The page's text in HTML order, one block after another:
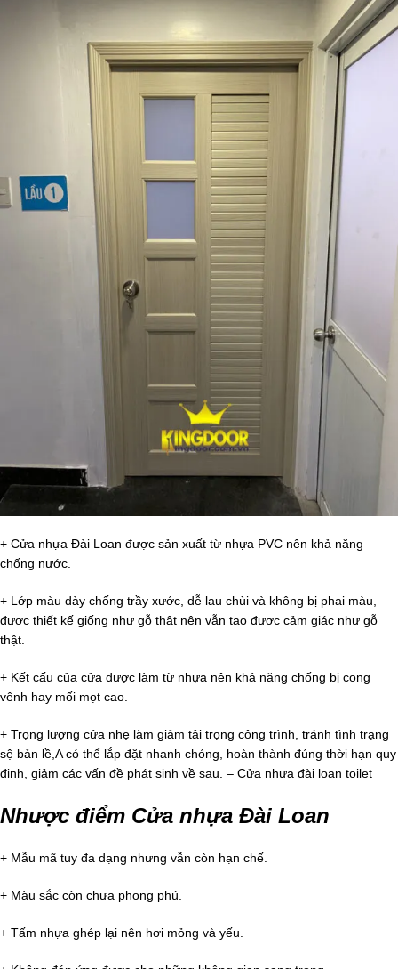
+ Cửa nhựa Đài Loan được sản xuất từ nhựa PVC nên khả năng
chống nước.
+ Lớp màu dày chống trầy xước, dễ lau chùi và không bị phai màu,
được thiết kế giống như gỗ thật nên vẫn tạo được cảm giác như gỗ
thật.
+ Kết cấu của cửa được làm từ nhựa nên khả năng chống bị cong
vênh hay mối mọt cao.
+ Trọng lượng cửa nhẹ làm giảm tải trọng công trình, tránh tình trạng
sệ bản lề,A có thể lắp đặt nhanh chóng, hoàn thành đúng thời hạn quy
định, giảm các vấn đề phát sinh về sau. – Cửa nhựa đài loan toilet
Nhược điểm Cửa nhựa Đài Loan
+ Mẫu mã tuy đa dạng nhưng vẫn còn hạn chế.
+ Màu sắc còn chưa phong phú.
+ Tấm nhựa ghép lại nên hơi mỏng và yếu.